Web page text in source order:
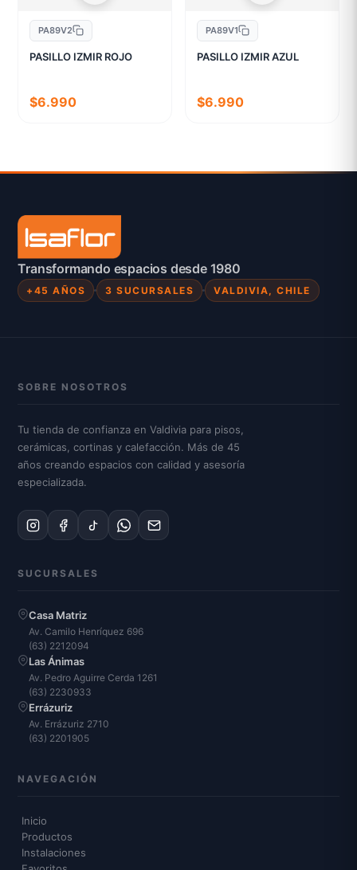
PA89V2
PASILLO IZMIR ROJO
$6.990
PA89V1
PASILLO IZMIR AZUL
$6.990
Transformando espacios desde 1980
+45 AÑOS 3 SUCURSALES VALDIVIA, CHILE
SOBRE NOSOTROS
Tu tienda de confianza en Valdivia para pisos,
cerámicas, cortinas y calefacción. Más de 45
años creando espacios con calidad y asesoría
especializada.
SUCURSALES
Casa Matriz
Av. Camilo Henríquez 696
(63) 2212094
Las Ánimas
Av. Pedro Aguirre Cerda 1261
(63) 2230933
Errázuriz
Av. Errázuriz 2710
(63) 2201905
NAVEGACIÓN
Inicio
Productos
Instalaciones